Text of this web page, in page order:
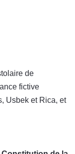
de
fictive
Usbek et Rica, et